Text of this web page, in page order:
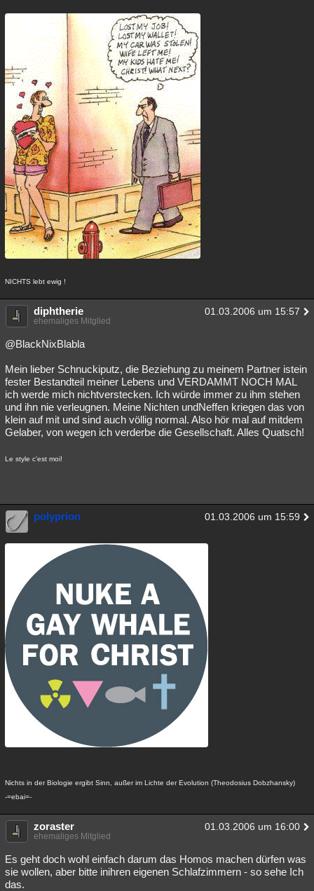
NICHTS lebt ewig !
diphtherie 01.03.2006 um 15:57
ehemaliges Mitglied
@BlackNixBlabla
Mein lieber Schnuckiputz, die Beziehung zu meinem Partner istein
fester Bestandteil meiner Lebens und VERDAMMT NOCH MAL
ich werde mich nichtverstecken. Ich würde immer zu ihm stehen
und ihn nie verleugnen. Meine Nichten undNeffen kriegen das von
klein auf mit und sind auch völlig normal. Also hör mal auf mitdem
Gelaber, von wegen ich verderbe die Gesellschaft. Alles Quatsch!
Le style c'est moi!
polyprion 01.03.2006 um 15:59
Nichts in der Biologie ergibt Sinn, außer im Lichte der Evolution (Theodosius Dobzhansky)
-=ebai=-
zoraster 01.03.2006 um 16:00
ehemaliges Mitglied
Es geht doch wohl einfach darum das Homos machen dürfen was
sie wollen, aber bitte inihren eigenen Schlafzimmern - so sehe Ich
das.